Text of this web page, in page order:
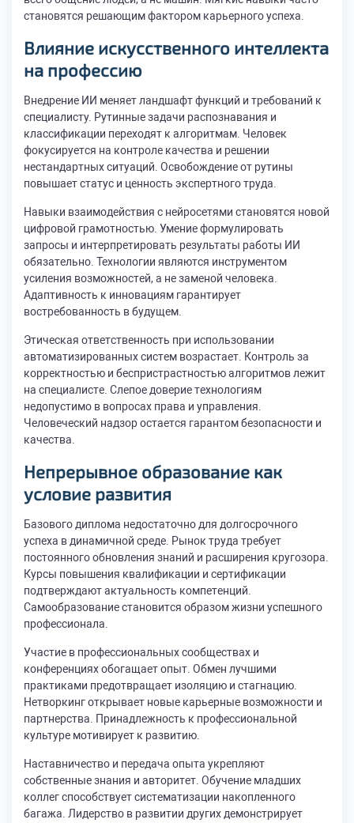
становятся решающим фактором карьерного успеха.
Влияние искусственного интеллекта
на профессию
Внедрение ИИ меняет ландшафт функций и требований к
специалисту. Рутинные задачи распознавания и
классификации переходят к алгоритмам. Человек
фокусируется на контроле качества и решении
нестандартных ситуаций. Освобождение от рутины
повышает статус и ценность экспертного труда.
Навыки взаимодействия с нейросетями становятся новой
цифровой грамотностью. Умение формулировать
запросы и интерпретировать результаты работы ИИ
обязательно. Технологии являются инструментом
усиления возможностей, а не заменой человека.
Адаптивность к инновациям гарантирует
востребованность в будущем.
Этическая ответственность при использовании
автоматизированных систем возрастает. Контроль за
корректностью и беспристрастностью алгоритмов лежит
на специалисте. Слепое доверие технологиям
недопустимо в вопросах права и управления.
Человеческий надзор остается гарантом безопасности и
качества.
Непрерывное образование как
условие развития
Базового диплома недостаточно для долгосрочного
успеха в динамичной среде. Рынок труда требует
постоянного обновления знаний и расширения кругозора.
Курсы повышения квалификации и сертификации
подтверждают актуальность компетенций.
Самообразование становится образом жизни успешного
профессионала.
Участие в профессиональных сообществах и
конференциях обогащает опыт. Обмен лучшими
практиками предотвращает изоляцию и стагнацию.
Нетворкинг открывает новые карьерные возможности и
партнерства. Принадлежность к профессиональной
культуре мотивирует к развитию.
Наставничество и передача опыта укрепляют
собственные знания и авторитет. Обучение младших
коллег способствует систематизации накопленного
багажа. Лидерство в развитии других демонстрирует